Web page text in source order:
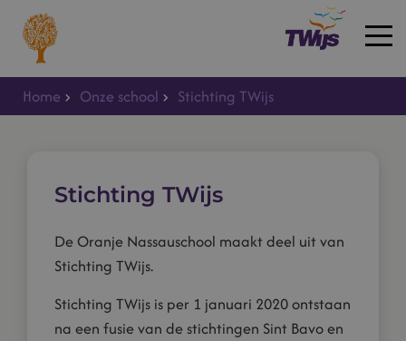
Home
Home Onze school Stichting TWijs
Stichting TWijs
De Oranje Nassauschool maakt deel uit van
Stichting TWijs.
Stichting TWijs is per 1 januari 2020 ontstaan
na een fusie van de stichtingen Sint Bavo en